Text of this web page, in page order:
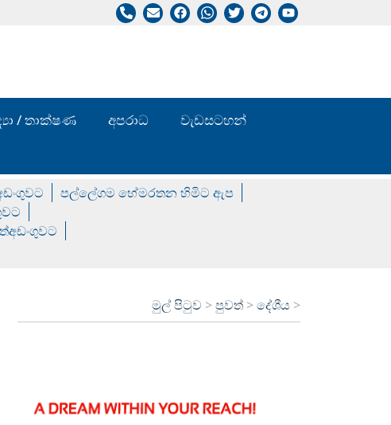
/ තාක්ෂණ අපරාධ
වැඩසටහන්
පල්ලේගම හේමරතන හිමිට ඇප
මුල් පිටුව >පුවත් >දේශීය >